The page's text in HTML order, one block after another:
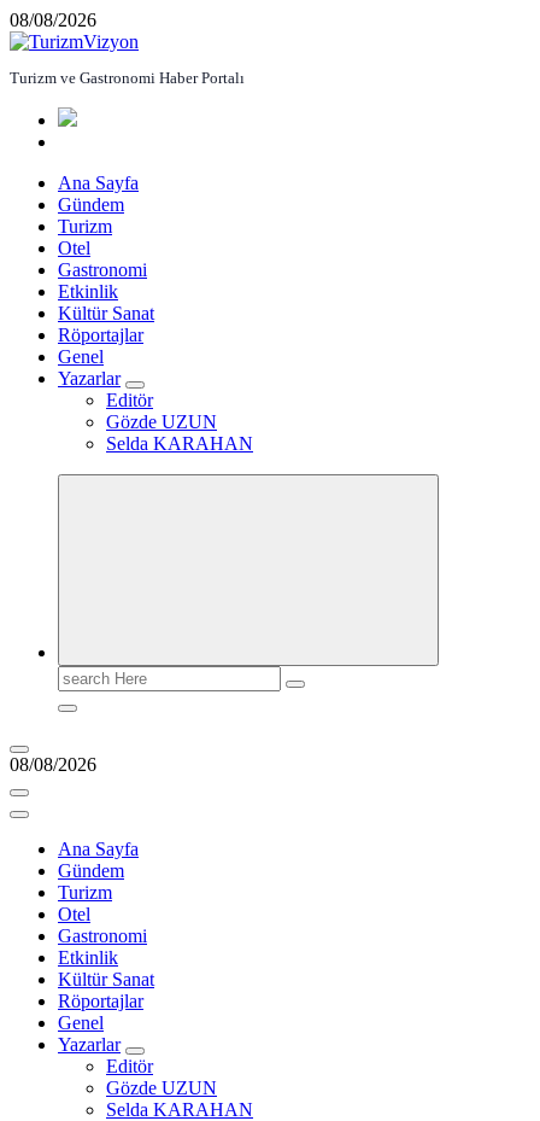
İçeriğe
atla
08/08/2026
Turizm ve Gastronomi Haber Portalı
Ana Sayfa
Gündem
Turizm
Otel
Gastronomi
Etkinlik
Kültür Sanat
Röportajlar
Genel
Yazarlar
Editör
Gözde UZUN
Selda KARAHAN
Search
for:
08/08/2026
Ana Sayfa
Gündem
Turizm
Otel
Gastronomi
Etkinlik
Kültür Sanat
Röportajlar
Genel
Yazarlar
Editör
Gözde UZUN
Selda KARAHAN